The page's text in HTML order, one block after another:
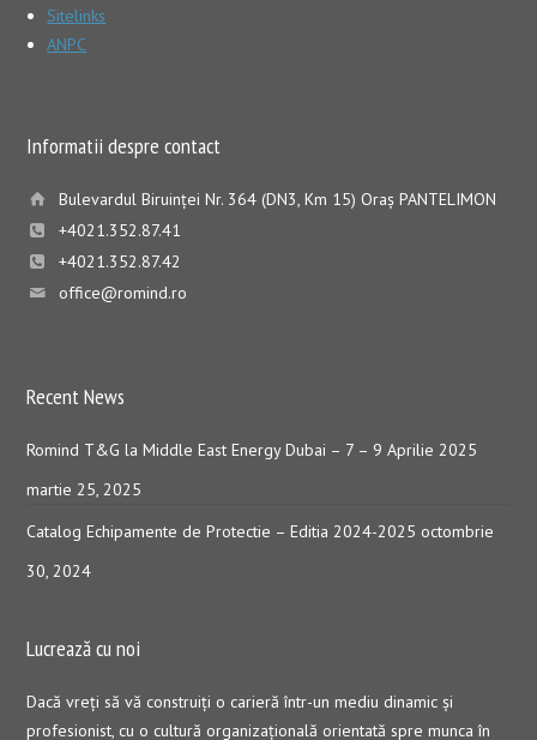
Sitelinks
ANPC
Informatii despre contact
Bulevardul Biruinţei Nr. 364 (DN3, Km 15) Oraş PANTELIMON
+4021.352.87.41
+4021.352.87.42
office@romind.ro
Recent News
Romind T&G la Middle East Energy Dubai – 7 – 9 Aprilie 2025
martie 25, 2025
Catalog Echipamente de Protectie – Editia 2024-2025 octombrie
30, 2024
Lucrează cu noi
Dacă vreţi să vă construiţi o carieră într-un mediu dinamic şi
profesionist, cu o cultură organizaţională orientată spre munca în